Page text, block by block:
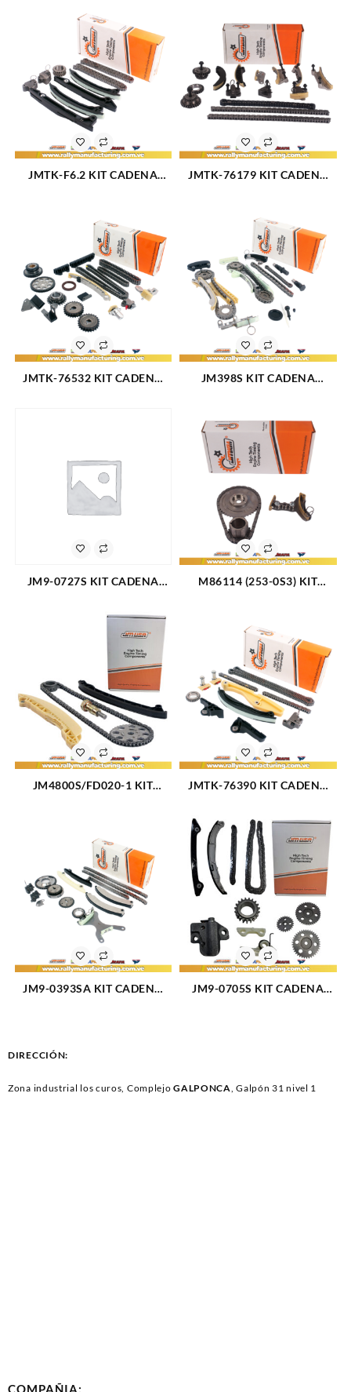
03 (2310)
JMTK-F6.2 KIT CADENA
(1825)
JMTK-76179 KIT CADENA
04-08 TK-CV029 (2301)
JMTK-76532 KIT CADENA
JM398S KIT CADENA
PZAS 4 CADENAS (1802)
JM9-0727S KIT CADENA
ECOSPORT FOCUS MAZDA 3
2.0L 04-12 4CIL 11 PIEZAS
M86114 (253-0S3) KIT
TAHOE V8-5.3l 07-15 (3118)
JM4800S/FD020-1 KIT
KA 2000 EN ADELANTE 6
PIEZAS (1799)
JMTK-76390 KIT CADENA
V6-3.5L 12-17 V6-3.7L DOCH
121 11 PIEZAS TK-FD054-1
(2308)
JM9-0393SA KIT CADENA
PIEZAS TK-DG005 (1800)
JM9-0705S KIT CADENA
DIRECCIÓN:
Zona industrial los curos, ComplejoGALPONCA, Galpón 31 nivel 1